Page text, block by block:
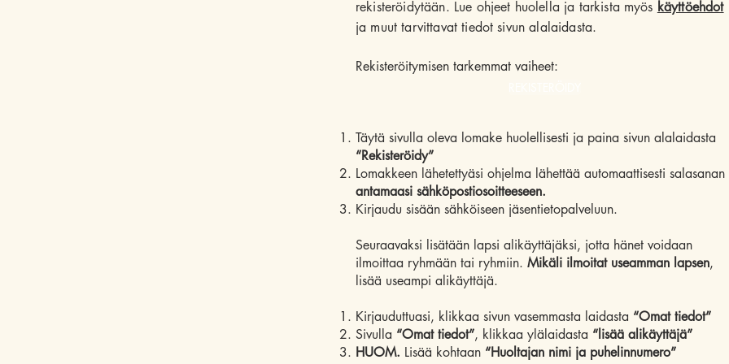
rekisteröidytään. Lue ohjeet huolella ja tarkista myös käyttöehdot
ja muut tarvittavat tiedot sivun alalaidasta.
Rekisteröitymisen tarkemmat vaiheet:
Täytä sivulla oleva lomake huolellisesti ja paina sivun alalaidasta
“Rekisteröidy”
Lomakkeen lähetettyäsi ohjelma lähettää automaattisesti salasanan
antamaasi sähköpostiosoitteeseen.
Kirjaudu sisään sähköiseen jäsentietopalveluun.
Seuraavaksi lisätään lapsi alikäyttäjäksi, jotta hänet voidaan
ilmoittaa ryhmään tai ryhmiin. Mikäli ilmoitat useamman lapsen,
lisää useampi alikäyttäjä.
Kirjauduttuasi, klikkaa sivun vasemmasta laidasta “Omat tiedot”
Sivulla “Omat tiedot”, klikkaa ylälaidasta “lisää alikäyttäjä”
HUOM. Lisää kohtaan “Huoltajan nimi ja puhelinnumero”